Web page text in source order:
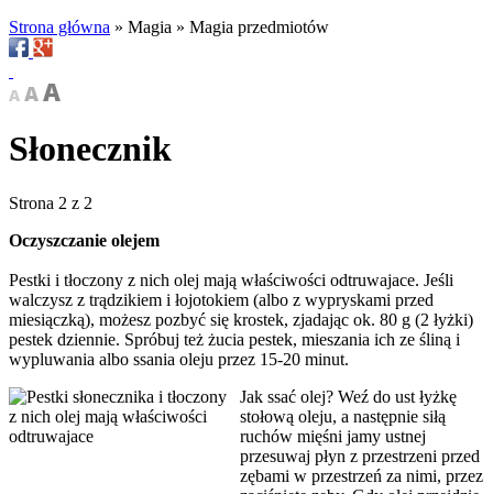
Strona główna » Magia » Magia przedmiotów
Słonecznik
Strona 2 z 2
Oczyszczanie olejem
Pestki i tłoczony z nich olej mają właściwości odtruwajace. Jeśli
walczysz z trądzikiem i łojotokiem (albo z wypryskami przed
miesiączką), możesz pozbyć się krostek, zjadając ok. 80 g (2 łyżki)
pestek dziennie. Spróbuj też żucia pestek, mieszania ich ze śliną i
wypluwania albo ssania oleju przez 15-20 minut.
Jak ssać olej? Weź do ust łyżkę
stołową oleju, a następnie siłą
ruchów mięśni jamy ustnej
przesuwaj płyn z przestrzeni przed
zębami w przestrzeń za nimi, przez